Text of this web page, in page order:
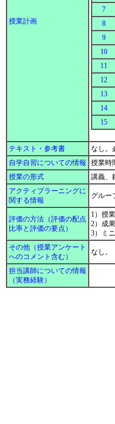
授業計画
7
8
9
10
11
12
13
14
15
テキスト・参考書
なし。
自学自習についての情報
授業時
授業の形式
講義、
アクティブラーニングに
関する情報
グルー
評価の方法（評価の配点
比率と評価の要点）
1）授
2）成
3）ミ
その他（授業アンケート
へのコメント含む）
なし。
担当講師についての情報
（実務経験）